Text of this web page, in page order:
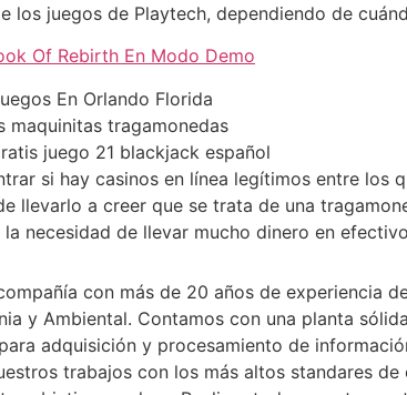
los juegos de Playtech, dependiendo de
Of Rebirth En Modo Demo
En Orlando Florida
maquinitas tragamonedas
juego 21 blackjack español
si hay casinos en línea legítimos entre los
llevarlo a creer que se trata de una
necesidad de llevar mucho dinero en
con más de 20 años de experiencia
y Ambiental. Contamos con una planta
adquisición y procesamiento de
trabajos con los más altos standares